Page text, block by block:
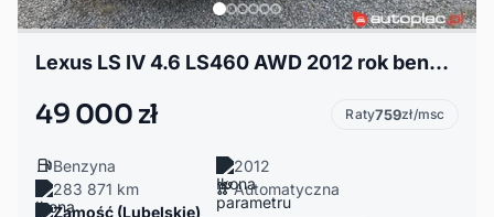
Lexus LS IV 4.6 LS460 AWD 2012 rok benzyna 378KM, limuzyna
49 000 zł Raty759zł/msc
Benzyna
2012
283 871 km
Automatyczna
Zamość (Lubelskie)